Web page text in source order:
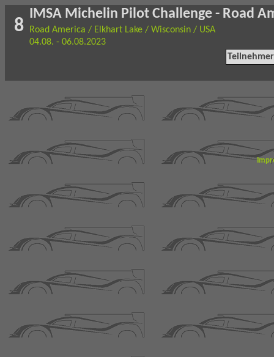
8
IMSA Michelin Pilot Challenge - Road
Road America / Elkhart Lake / Wisconsin / USA
04.08. - 06.08.2023
Teilnehmer